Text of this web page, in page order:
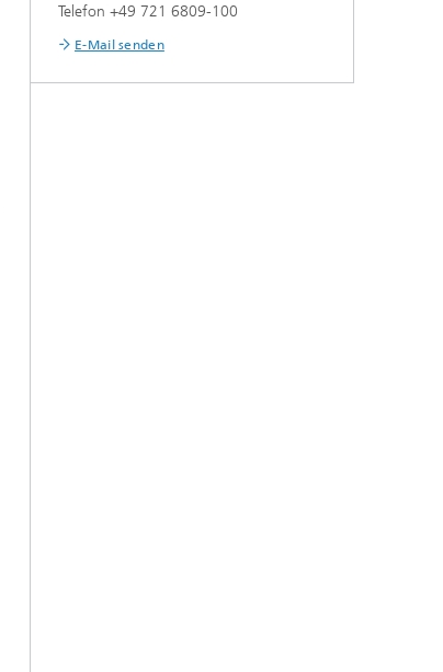
Telefon +49 721 6809-100
E-Mail senden